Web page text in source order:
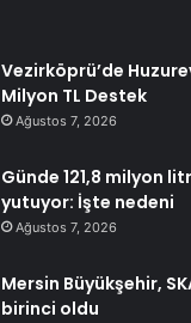
Vezirköprü’de
Milyon TL Destek
Ağustos 7, 2026
Günde 121,8 milyon
yutuyor: İşte nedeni
Ağustos 7, 2026
Mersin Büyükşehir,
birinci oldu